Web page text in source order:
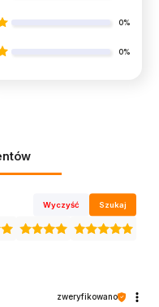
0%
0%
Wyczyść Szukaj
zweryfikowano